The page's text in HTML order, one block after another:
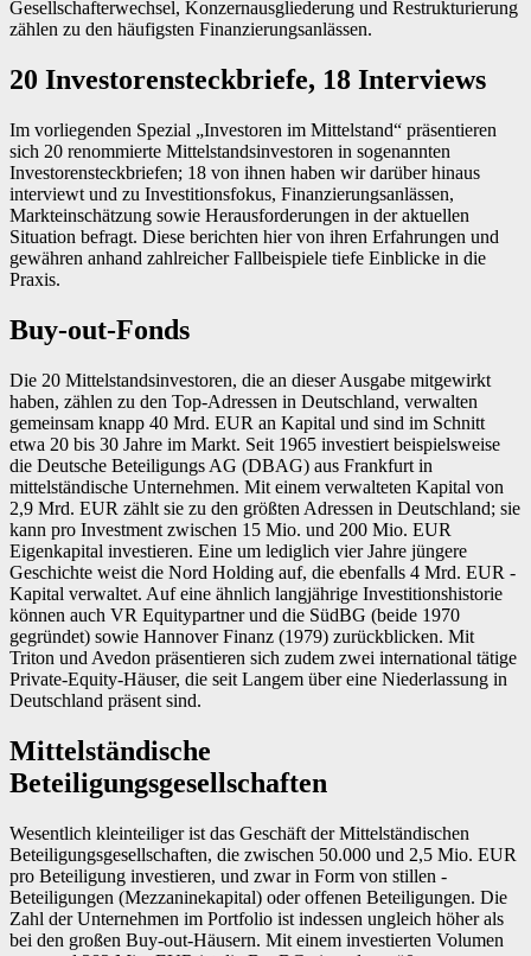
Gesellschafterwechsel, Konzernausgliederung und Restrukturierung
zählen zu den häufigsten Finanzierungsanlässen.
20 Investorensteckbriefe, 18 Interviews
Im vorliegenden Spezial „Investoren im Mittelstand“ präsentieren
sich 20 renommierte Mittelstandsinvestoren in sogenannten
Investorensteckbriefen; 18 von ihnen haben wir darüber hinaus
interviewt und zu Investitionsfokus, Finanzierungsanlässen,
Markteinschätzung sowie Herausforderungen in der aktuellen
Situation befragt. Diese berichten hier von ihren Erfahrungen und
gewähren anhand zahl­reicher Fallbeispiele tiefe Einblicke in die
Praxis.
Buy-out-Fonds
Die 20 Mittelstandsinvestoren, die an dieser Ausgabe mitgewirkt
haben, zählen zu den Top-Adressen in Deutschland, verwalten
gemeinsam knapp 40 Mrd. EUR an Kapital und sind im Schnitt
etwa 20 bis 30 Jahre im Markt. Seit 1965 investiert beispielsweise
die Deutsche Beteiligungs AG (DBAG) aus Frankfurt in
mittelständische Unternehmen. Mit einem verwalteten Kapital von
2,9 Mrd. EUR zählt sie zu den größten Adressen in Deutschland; sie
kann pro Investment zwischen 15 Mio. und 200 Mio. EUR
Eigenkapital investieren. Eine um lediglich vier Jahre jüngere
Geschichte weist die Nord Holding auf, die ebenfalls 4 Mrd. EUR ­
Kapital verwaltet. Auf eine ähnlich langjährige Investitionshistorie
können auch VR Equitypartner und die SüdBG (beide 1970
gegründet) sowie Hannover Finanz (1979) zurück­blicken. Mit
Triton und Avedon präsentieren sich zudem zwei international tätige
Private-Equity-Häuser, die seit Langem über eine Niederlassung in
Deutschland präsent sind.
Mittelständische
Beteiligungsgesellschaften
Wesentlich kleinteiliger ist das Geschäft der Mittelständischen
Beteiligungsgesellschaften, die zwischen 50.000 und 2,5 Mio. EUR
pro Beteiligung investieren, und zwar in Form von stillen ­
Beteiligungen (Mezzaninekapital) oder offenen Beteiligungen. Die
Zahl der Unternehmen im Portfolio ist indessen ungleich höher als
bei den großen Buy-out-Häusern. Mit einem investierten Volumen